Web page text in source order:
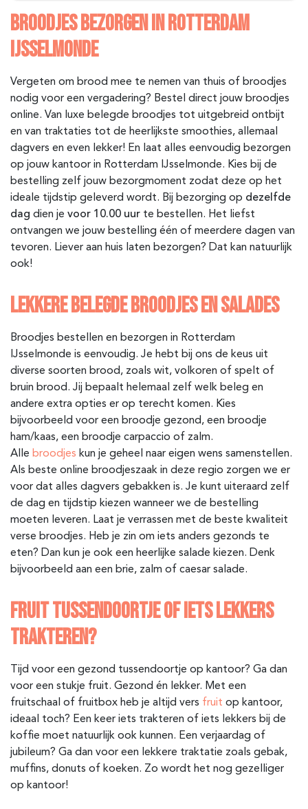
BROODJES BEZORGEN IN ROTTERDAM
IJSSELMONDE
Vergeten om brood mee te nemen van thuis of broodjes
nodig voor een vergadering? Bestel direct jouw broodjes
online. Van luxe belegde broodjes tot uitgebreid ontbijt
en van traktaties tot de heerlijkste smoothies, allemaal
dagvers en even lekker! En laat alles eenvoudig bezorgen
op jouw kantoor in Rotterdam IJsselmonde. Kies bij de
bestelling zelf jouw bezorgmoment zodat deze op het
ideale tijdstip geleverd wordt. Bij bezorging op dezelfde
dag dien je voor 10.00 uur te bestellen. Het liefst
ontvangen we jouw bestelling één of meerdere dagen van
tevoren. Liever aan huis laten bezorgen? Dat kan natuurlijk
ook!
LEKKERE BELEGDE BROODJES EN SALADES
Broodjes bestellen en bezorgen in Rotterdam
IJsselmonde is eenvoudig. Je hebt bij ons de keus uit
diverse soorten brood, zoals wit, volkoren of spelt of
bruin brood. Jij bepaalt helemaal zelf welk beleg en
andere extra opties er op terecht komen. Kies
bijvoorbeeld voor een broodje gezond, een broodje
ham/kaas, een broodje carpaccio of zalm.
Alle broodjes kun je geheel naar eigen wens samenstellen.
Als beste online broodjeszaak in deze regio zorgen we er
voor dat alles dagvers gebakken is. Je kunt uiteraard zelf
de dag en tijdstip kiezen wanneer we de bestelling
moeten leveren. Laat je verrassen met de beste kwaliteit
verse broodjes. Heb je zin om iets anders gezonds te
eten? Dan kun je ook een heerlijke salade kiezen. Denk
bijvoorbeeld aan een brie, zalm of caesar salade.
FRUIT TUSSENDOORTJE OF IETS LEKKERS
TRAKTEREN?
Tijd voor een gezond tussendoortje op kantoor? Ga dan
voor een stukje fruit. Gezond én lekker. Met een
fruitschaal of fruitbox heb je altijd vers fruit op kantoor,
ideaal toch? Een keer iets trakteren of iets lekkers bij de
koffie moet natuurlijk ook kunnen. Een verjaardag of
jubileum? Ga dan voor een lekkere traktatie zoals gebak,
muffins, donuts of koeken. Zo wordt het nog gezelliger
op kantoor!